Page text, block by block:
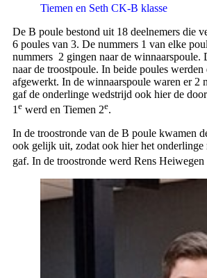
Tiemen en Seth CK-B klasse
De B poule bestond uit 18 deelnemers die
6 poules van 3. De nummers 1 van elke
nummers 2 gingen naar de winnaarspoule.
naar de troostpoule. In beide poules werden
afgewerkt. In de winnaarspoule waren er 2
gaf de onderlinge wedstrijd ook hier de
1 e werd en Tiemen 2e.
In de troostronde van de B poule kwamen
ook gelijk uit, zodat ook hier het onderlinge
gaf. In de troostronde werd Rens Heiwegen